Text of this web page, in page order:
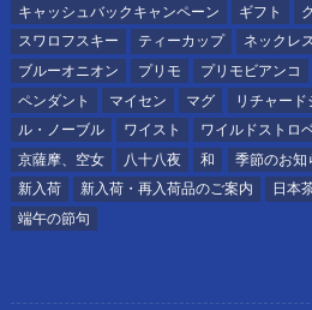
キャッシュバックキャンペーン
ギフト
スワロフスキー
ティーカップ ネックレ
ブルーオニオン
プリモ プリモビアンコ
ペンダント
マイセン マグ リチャード
ル・ノーブル
ワイスト ワイルドストロ
京薩摩、空女
八十八夜 和 季節のお知
新入荷
新入荷・再入荷品のご案内 日本
端午の節句